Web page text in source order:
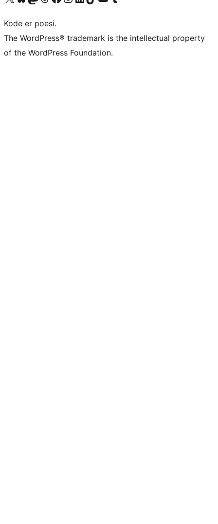
Kode er poesi.
The WordPress® trademark is the intellectual property
of the WordPress Foundation.